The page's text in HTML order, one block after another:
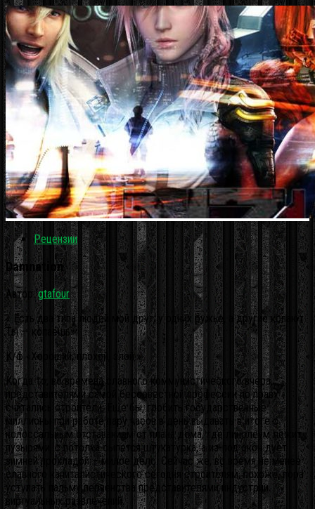
Рецензии
Damnation
Автор:gtafour ·
« Есть два типа людей мой друг: у одних ружье, а другие копают.
Ты — копаешь».
К/ф «Хороший, плохой, злой.»
Когда то, во времена славного коммунистического вчера,
представителями самой бессовестной профессии по праву
считались строители. Еще бы, гробить государственные
миллионы при работе пару часов в день выдавать в итоге с
колоссальным отставанием от плана дома, где линолеум лежит
пузырями, с потолка сыпется штукатурка, а из-под окон дует
зимней прохладой – милое дело. Сейчас же, во время не менее
славного капиталистического сегодня строителям, похоже, пора
уступать пальму первенства представителями индустрии
виртуальных развлечений.